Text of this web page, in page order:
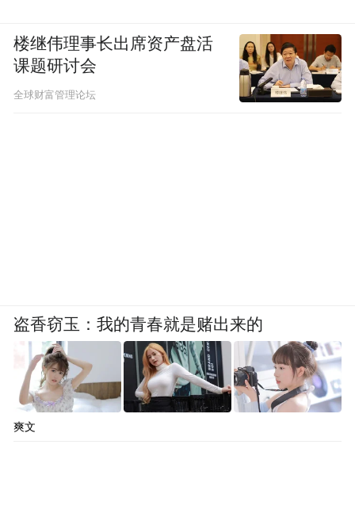
楼继伟理事长出席资产盘活
课题研讨会
全球财富管理论坛
盗香窃玉：我的青春就是赌出来的
爽文